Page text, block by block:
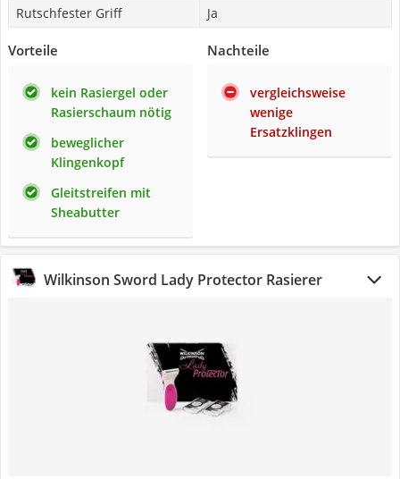
Rutschfester Griff
Ja
Vorteile
kein Rasiergel oder
Rasierschaum nötig
beweglicher
Klingenkopf
Gleitstreifen mit
Sheabutter
Nachteile
vergleichsweise
wenige
Ersatzklingen
Wilkinson Sword Lady Protector Rasierer